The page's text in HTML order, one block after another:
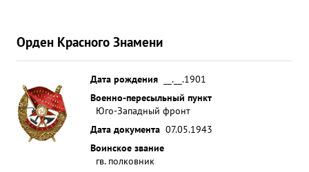
Орден Красного Знамени
Дата рождения
__.__.1901
Военно-пересыльный пункт
Юго-Западный фронт
Дата документа 07.05.1943
Воинское звание
гв. полковник